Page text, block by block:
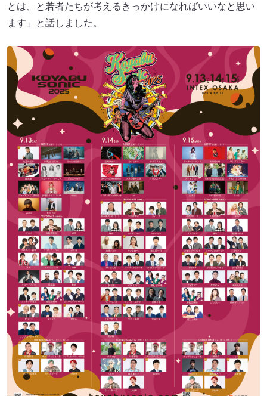
とは、と若者たちが考えるきっかけになればいいなと思い
ます」と話しました。